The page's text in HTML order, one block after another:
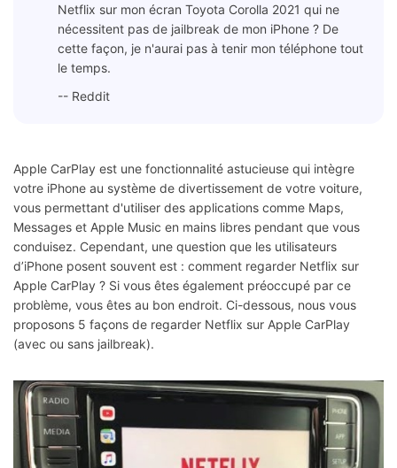
Netflix sur mon écran Toyota Corolla 2021 qui ne
nécessitent pas de jailbreak de mon iPhone ? De
cette façon, je n'aurai pas à tenir mon téléphone tout
le temps.
-- Reddit
Apple CarPlay est une fonctionnalité astucieuse qui intègre
votre iPhone au système de divertissement de votre voiture,
vous permettant d'utiliser des applications comme Maps,
Messages et Apple Music en mains libres pendant que vous
conduisez. Cependant, une question que les utilisateurs
d’iPhone posent souvent est : comment regarder Netflix sur
Apple CarPlay ? Si vous êtes également préoccupé par ce
problème, vous êtes au bon endroit. Ci-dessous, nous vous
proposons 5 façons de regarder Netflix sur Apple CarPlay
(avec ou sans jailbreak).